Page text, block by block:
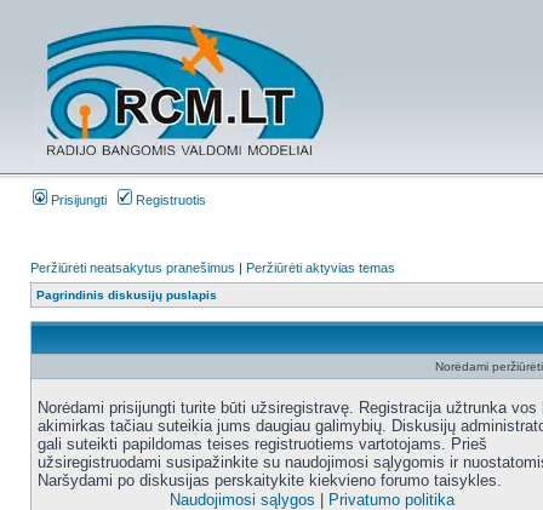
Prisijungti Registruotis
Peržiūrėti neatsakytus pranešimus | Peržiūrėti aktyvias temas
Pagrindinis diskusijų puslapis
Norėdami
Norėdami prisijungti turite būti užsiregistravę. Registracija užtrunka vos
akimirkas tačiau suteikia jums daugiau galimybių. Diskusijų
gali suteikti papildomas teises registruotiems vartotojams. Prieš
užsiregistruodami susipažinkite su naudojimosi sąlygomis ir
Naršydami po diskusijas perskaitykite kiekvieno forumo taisykles.
Naudojimosi sąlygos
Privatumo politika